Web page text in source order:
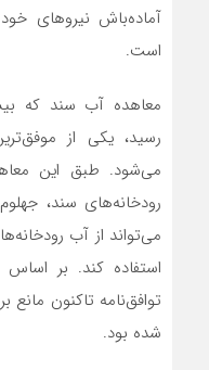
آماده‌باش نیروهای
است.
معاهده آب سند که
رسید، یکی از
می‌شود. طبق این
رودخانه‌های سند،
می‌تواند از آب
استفاده کند. بر
توافق‌نامه تاکنون
شده بود.